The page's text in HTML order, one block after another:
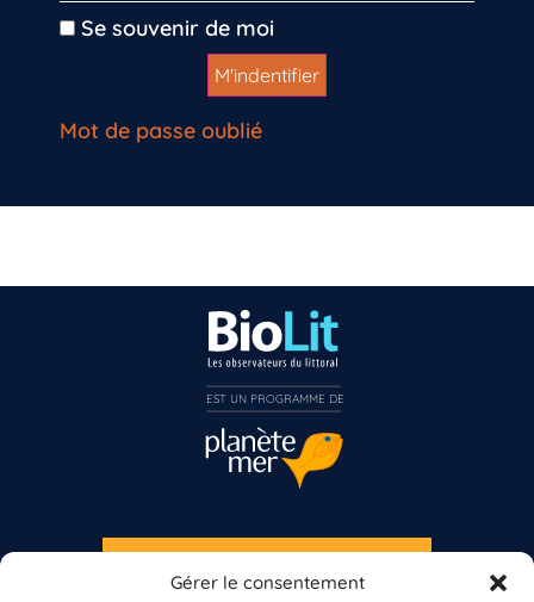
Gérer le consentement
Se souvenir de moi
Mot de passe oublié
S'INSCRIRE À LA NEWSLETTER
Vous n’êtes pas encore inscrit à Biolit ?
Inscrivez-vous dès maintenant